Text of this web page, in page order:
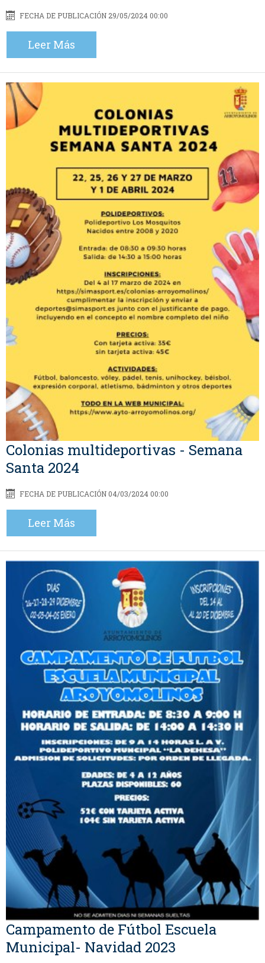
FECHA DE PUBLICACIÓN 29/05/2024 00:00
Leer Más
Colonias multideportivas - Semana
Santa 2024
FECHA DE PUBLICACIÓN 04/03/2024 00:00
Leer Más
Campamento de Fútbol Escuela
Municipal- Navidad 2023